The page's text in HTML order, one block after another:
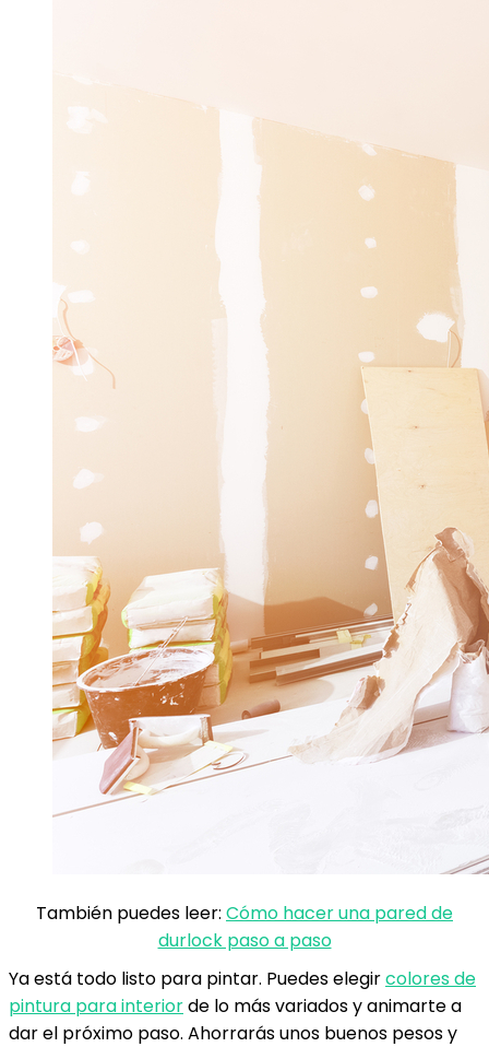
También puedes leer: Cómo hacer una pared de
durlock paso a paso
Ya está todo listo para pintar. Puedes elegircolores de
pintura para interiorde lo más variados y animarte a
dar el próximo paso. Ahorrarás unos buenos pesos y